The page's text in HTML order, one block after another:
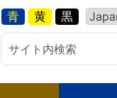
青 黄 黒